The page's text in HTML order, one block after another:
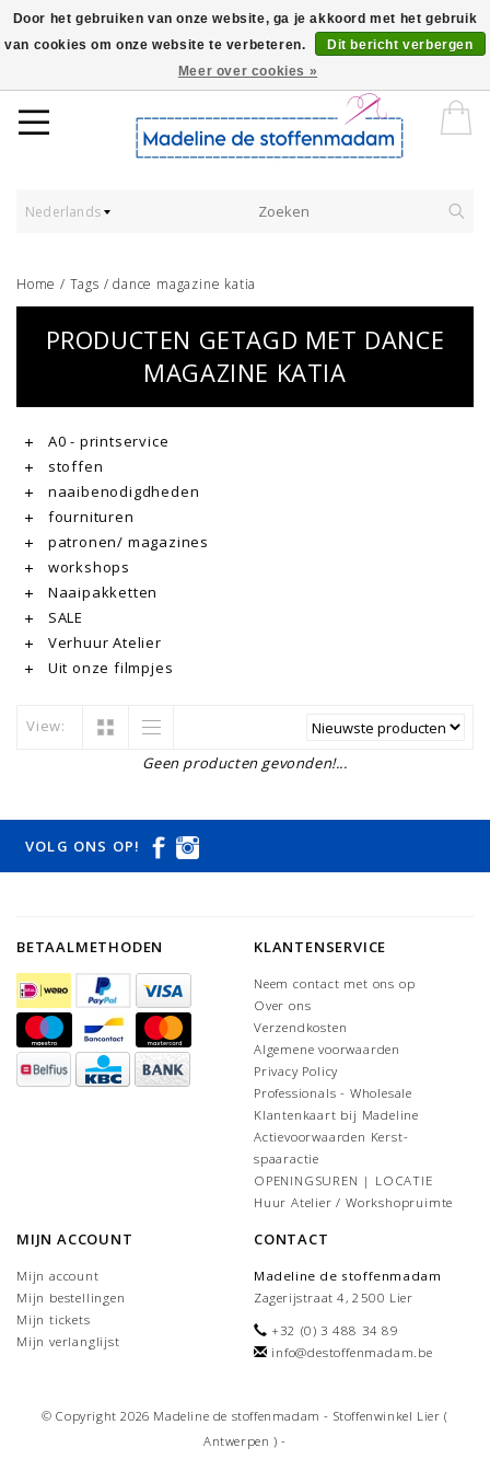
Worldwide Shipping - Onze stoffen worden verkocht per 10 cm.
Nederlands
Home / Tags /dance magazine katia
PRODUCTEN GETAGD MET DANCE
MAGAZINE KATIA
A0 - printservice
stoffen
naaibenodigdheden
fournituren
patronen/ magazines
workshops
Naaipakketten
SALE
Verhuur Atelier
Uit onze filmpjes
View:
Geen producten gevonden!...
VOLG ONS OP!
BETAALMETHODEN KLANTENSERVICE
Neem contact met ons op
Over ons
Verzendkosten
Algemene voorwaarden
Privacy Policy
Professionals - Wholesale
Klantenkaart bij Madeline
Actievoorwaarden Kerst-
spaaractie
OPENINGSUREN | LOCATIE
Huur Atelier / Workshopruimte
MIJN ACCOUNT
Mijn account
Mijn bestellingen
Mijn tickets
Mijn verlanglijst
CONTACT
Madeline de stoffenmadam
Zagerijstraat 4, 2500 Lier
+32 (0) 3 488 34 89
info@destoffenmadam.be
© Copyright 2026 Madeline de stoffenmadam - Stoffenwinkel Lier (
Antwerpen ) -
Door het gebruiken van onze website, ga je akkoord met het gebruik
van cookies om onze website te verbeteren.
Dit bericht verbergen
Meer over cookies »